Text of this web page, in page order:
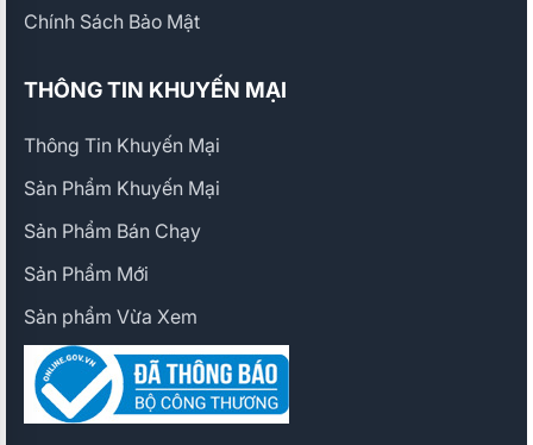
Chính Sách Bảo Mật
THÔNG TIN KHUYẾN MẠI
Thông Tin Khuyến Mại
Sản Phẩm Khuyến Mại
Sản Phẩm Bán Chạy
Sản Phẩm Mới
Sản phẩm Vừa Xem